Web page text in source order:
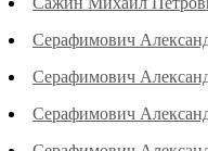
Серафимович
Серафимович
Серафимович